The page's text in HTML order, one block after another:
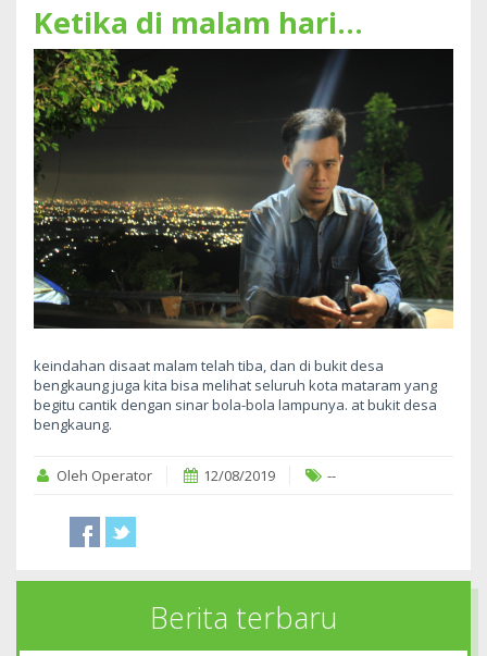
Ketika di malam hari...
keindahan disaat malam telah tiba, dan di bukit desa
bengkaung juga kita bisa melihat seluruh kota mataram yang
begitu cantik dengan sinar bola-bola lampunya. at bukit desa
bengkaung.
Oleh Operator 12/08/2019 --
Berita terbaru